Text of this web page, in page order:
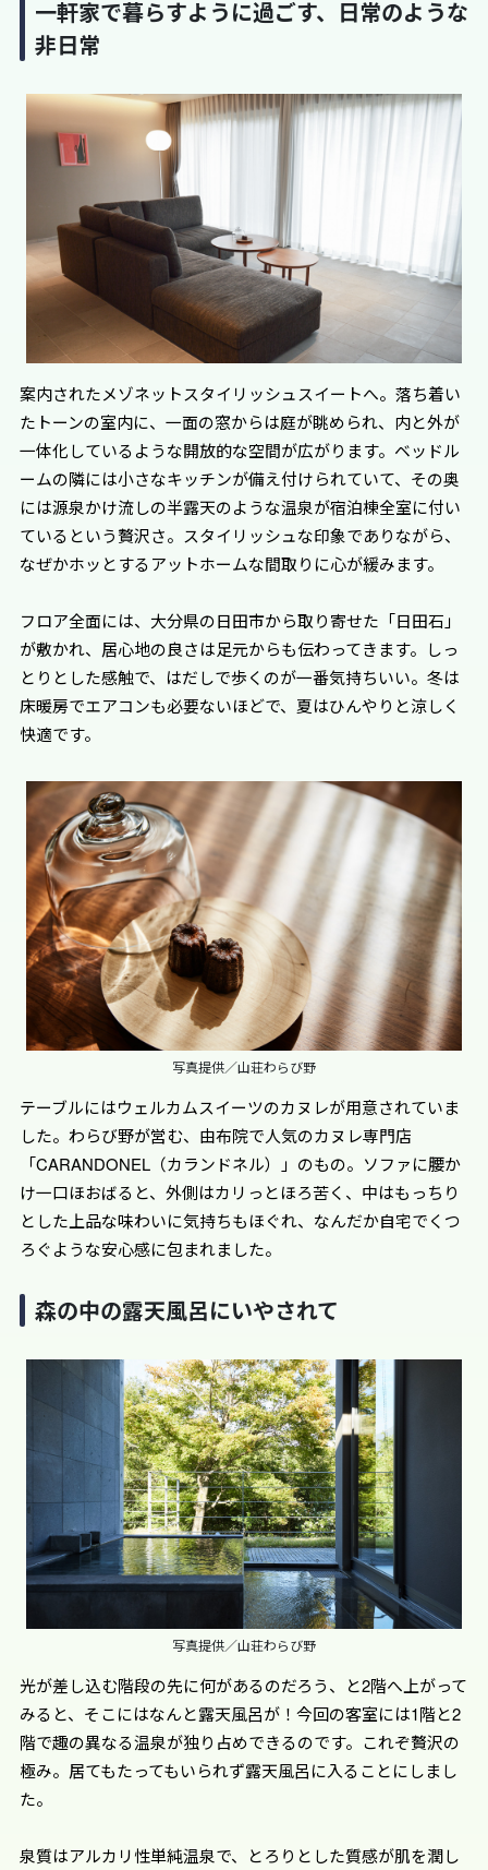
一軒家で暮らすように過ごす、日常のような
非日常
案内されたメゾネットスタイリッシュスイートへ。落ち着い
たトーンの室内に、一面の窓からは庭が眺められ、内と外が
一体化しているような開放的な空間が広がります。ベッドル
ームの隣には小さなキッチンが備え付けられていて、その奥
には源泉かけ流しの半露天のような温泉が宿泊棟全室に付い
ているという贅沢さ。スタイリッシュな印象でありながら、
なぜかホッとするアットホームな間取りに心が緩みます。
フロア全面には、大分県の日田市から取り寄せた「日田石」
が敷かれ、居心地の良さは足元からも伝わってきます。しっ
とりとした感触で、はだしで歩くのが一番気持ちいい。冬は
床暖房でエアコンも必要ないほどで、夏はひんやりと涼しく
快適です。
写真提供／山荘わらび野
テーブルにはウェルカムスイーツのカヌレが用意されていま
した。わらび野が営む、由布院で人気のカヌレ専門店
「CARANDONEL（カランドネル）」のもの。ソファに腰か
け一口ほおばると、外側はカリっとほろ苦く、中はもっちり
とした上品な味わいに気持ちもほぐれ、なんだか自宅でくつ
ろぐような安心感に包まれました。
森の中の露天風呂にいやされて
写真提供／山荘わらび野
光が差し込む階段の先に何があるのだろう、と2階へ上がって
みると、そこにはなんと露天風呂が！今回の客室には1階と2
階で趣の異なる温泉が独り占めできるのです。これぞ贅沢の
極み。居てもたってもいられず露天風呂に入ることにしまし
た。
泉質はアルカリ性単純温泉で、とろりとした質感が肌を潤し